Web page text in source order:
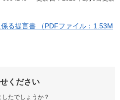
る提言書 （PDFファイル：1.53M
ください
たでしょうか？